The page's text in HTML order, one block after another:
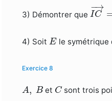
3) Démontrer que
−→
IC
→
4) SoitE
Ele symétrique
Exercice 8
A, B
A B et C
C sont trois